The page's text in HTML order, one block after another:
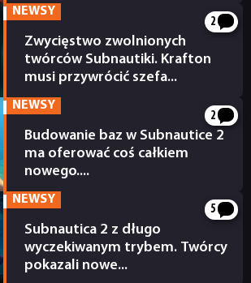
NEWSY
RECENZJE
PUBLICYSTYKA
KULTURA
RETRO
NEWSY
2
Zwycięstwo zwolnionych
twórców Subnautiki. Krafton
musi przywrócić szefa...
NEWSY
2
Budowanie baz w Subnautice 2
ma oferować coś całkiem
nowego....
NEWSY
5
Subnautica 2 z długo
wyczekiwanym trybem. Twórcy
pokazali nowe...